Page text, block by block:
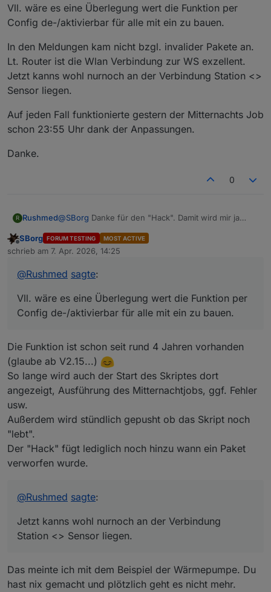
Vll. wäre es eine Überlegung wert die Funktion per
Config de-/aktivierbar für alle mit ein zu bauen.
In den Meldungen kam nicht bzgl. invalider Pakete an.
Lt. Router ist die Wlan Verbindung zur WS exzellent.
Jetzt kanns wohl nurnoch an der Verbindung Station <>
Sensor liegen.
Auf jeden Fall funktionierte gestern der Mitternachts Job
schon 23:55 Uhr dank der Anpassungen.
Danke.
0
R Rushmed@SBorg Danke für den "Hack". Damit wird mir ja
angezeigt.
Vll. wäre es eine Überlegung wert die Funktion per
In den Meldungen kam nicht bzgl. invalider Pakete
an. Lt. Router ist die Wlan Verbindung zur WS
Verbindung Station <> Sensor liegen.
Job schon 23:55 Uhr dank der Anpassungen.
Offline
SBorg FORUM TESTING MOST ACTIVE
schrieb am 7. Apr. 2026, 14:25
zuletzt editiert von
@Rushmed sagte:
Vll. wäre es eine Überlegung wert die Funktion per
Config de-/aktivierbar für alle mit ein zu bauen.
Die Funktion ist schon seit rund 4 Jahren vorhanden
(glaube ab V2.15...)
So lange wird auch der Start des Skriptes dort
angezeigt, Ausführung des Mitternachtjobs, ggf. Fehler
usw.
Außerdem wird stündlich gepusht ob das Skript noch
"lebt".
Der "Hack" fügt lediglich noch hinzu wann ein Paket
verworfen wurde.
@Rushmed sagte:
Jetzt kanns wohl nurnoch an der Verbindung
Station <> Sensor liegen.
Das meinte ich mit dem Beispiel der Wärmepumpe. Du
hast nix gemacht und plötzlich geht es nicht mehr.